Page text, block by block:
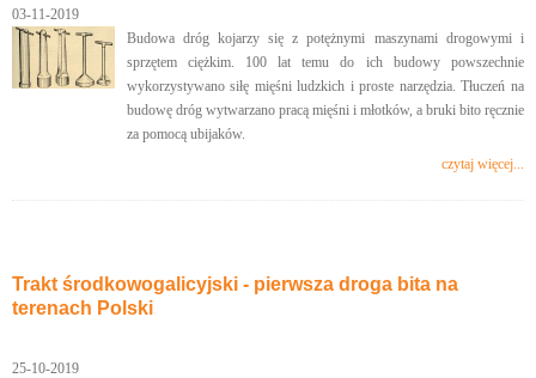
03-11-2019
Budowa dróg kojarzy się z potężnymi maszynami drogowymi i
sprzętem ciężkim. 100 lat temu do ich budowy powszechnie
wykorzystywano siłę mięśni ludzkich i proste narzędzia. Tłuczeń na
budowę dróg wytwarzano pracą mięśni i młotków, a bruki bito ręcznie
za pomocą ubijaków.
czytaj więcej...
Trakt środkowogalicyjski - pierwsza droga bita na
terenach Polski
25-10-2019